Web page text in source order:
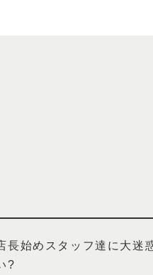
始めスタッフ達に大迷
?